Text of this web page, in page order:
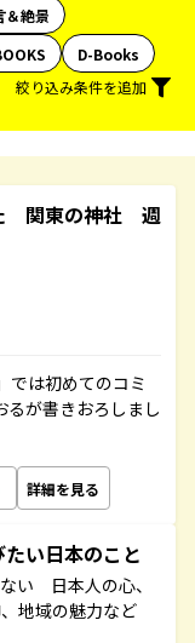
＆絶景
D-Books
絞り込み条件を追加
関東の神社 週
では初めてのコミ
るが書きおろしまし
詳細を見る
い日本のこと
い 日本人の心、
地域の魅力など